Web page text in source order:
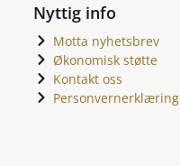
Nyttig info
Motta nyhetsbrev
Økonomisk støtte
Kontakt oss
Personvernerklæring